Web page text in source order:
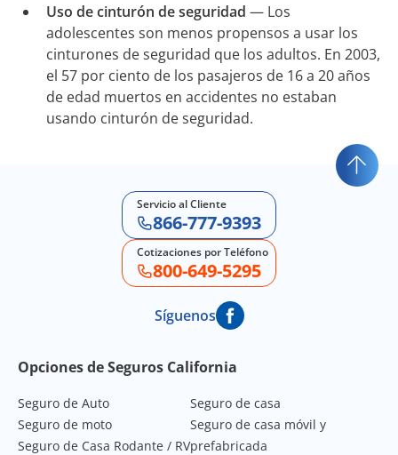
Uso de cinturón de seguridad — Los
adolescentes son menos propensos a usar los
cinturones de seguridad que los adultos. En 2003,
el 57 por ciento de los pasajeros de 16 a 20 años
de edad muertos en accidentes no estaban
usando cinturón de seguridad.
Servicio al Cliente
866-777-9393
Cotizaciones por Teléfono
800-649-5295
Síguenos
Footer Navigation
Opciones de Seguros California
Seguro de Auto
Seguro de moto
Seguro de Casa Rodante / RV
Seguro de casa
Seguro de casa móvil y
prefabricada